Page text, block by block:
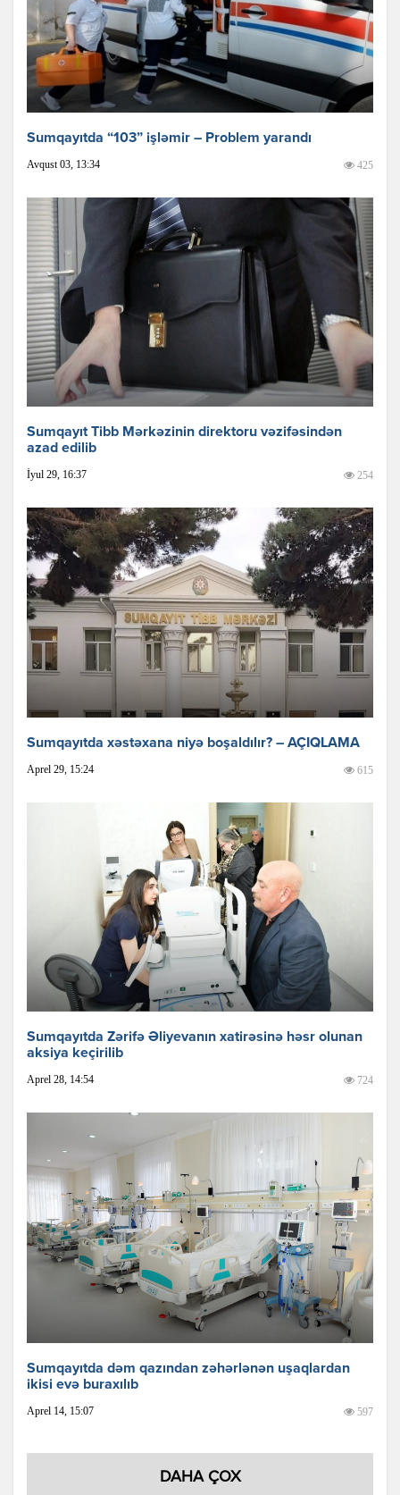
Sumqayıtda “103” işləmir – Problem yarandı
Avqust 03, 13:34 425
Sumqayıt Tibb Mərkəzinin direktoru vəzifəsindən
azad edilib
İyul 29, 16:37 254
Sumqayıtda xəstəxana niyə boşaldılır? – AÇIQLAMA
Aprel 29, 15:24 615
Sumqayıtda Zərifə Əliyevanın xatirəsinə həsr olunan
aksiya keçirilib
Aprel 28, 14:54 724
Sumqayıtda dəm qazından zəhərlənən uşaqlardan
ikisi evə buraxılıb
Aprel 14, 15:07 597
DAHA ÇOX